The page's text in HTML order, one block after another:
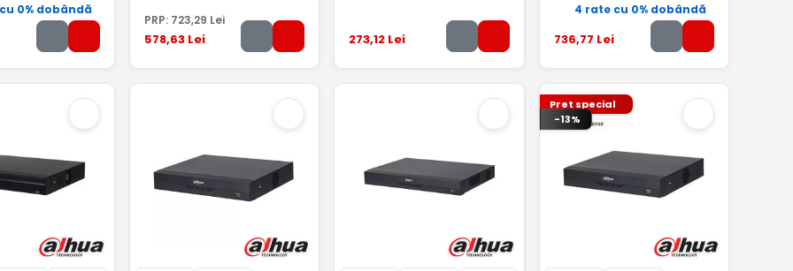
0% dobândă
PRP: 723,29 Lei
578,63Lei 273,12 Lei
4 rate cu 0% dobândă
736,77 Lei
Pret special
-13%